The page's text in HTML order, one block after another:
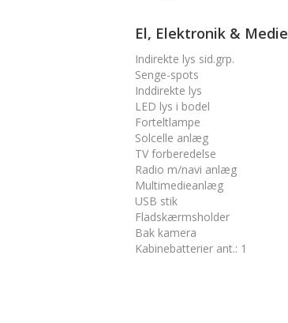
El, Elektronik & Medie
Indirekte lys sid.grp.
Senge-spots
Inddirekte lys
LED lys i bodel
Forteltlampe
Solcelle anlæg
TV forberedelse
Radio m/navi anlæg
Multimedieanlæg
USB stik
Fladskærmsholder
Bak kamera
Kabinebatterier ant.: 1